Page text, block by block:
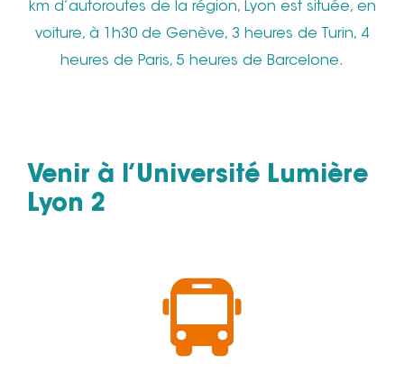
km d’autoroutes de la région, Lyon est située, en
voiture, à 1h30 de Genève, 3 heures de Turin, 4
heures de Paris, 5 heures de Barcelone.
Venir à l’Université Lumière
Lyon 2